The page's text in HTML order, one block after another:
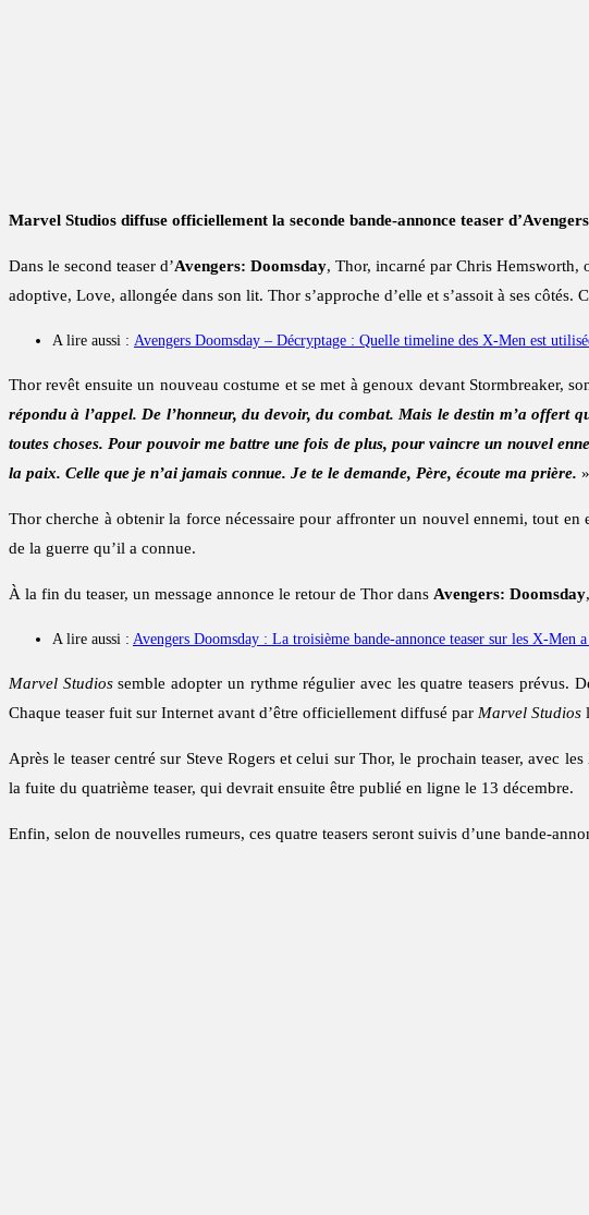
Marvel Studios diffuse officiellement la seconde bande-annonce teaser
Dans le second teaser d’Avengers: Doomsday, Thor, incarné par Chris Hemsworth,
adoptive, Love, allongée dans son lit. Thor s’approche d’elle et s’assoit à ses
A lire aussi : Avengers Doomsday – Décryptage : Quelle timeline des X-Men est
Thor revêt ensuite un nouveau costume et se met à genoux devant Stormbreaker,
répondu à l’appel. De l’honneur, du devoir, du combat. Mais le destin m’a offert
toutes choses. Pour pouvoir me battre une fois de plus, pour vaincre un nouvel
la paix. Celle que je n’ai jamais connue. Je te le demande, Père, écoute ma prière. »
Thor cherche à obtenir la force nécessaire pour affronter un nouvel ennemi, tout
de la guerre qu’il a connue.
À la fin du teaser, un message annonce le retour de Thor dans Avengers: Doomsday
A lire aussi : Avengers Doomsday : La troisième bande-annonce teaser sur les X-Men
Marvel Studiossemble adopter un rythme régulier avec les quatre teasers prévus.
Chaque teaser fuit sur Internet avant d’être officiellement diffusé par Marvel Studios
Après le teaser centré sur Steve Rogers et celui sur Thor, le prochain teaser, avec
la fuite du quatrième teaser, qui devrait ensuite être publié en ligne le 13 décembre.
Enfin, selon de nouvelles rumeurs, ces quatre teasers seront suivis d’une bande-